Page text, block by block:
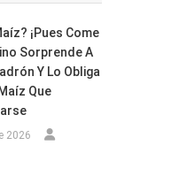
¡Pues Come
Sorprende A
Y Lo Obliga
Que
2026